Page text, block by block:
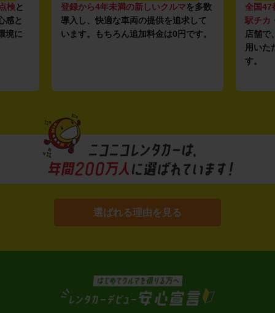
検と
感と
境に
登録から4年未満の新しいクルマを多数
導入し、快適な車両の提供を追求して
います。もちろん追加料金は0円です。
全国47
駅チカ
店舗で
用いた
す。
選ばれる理由を見る